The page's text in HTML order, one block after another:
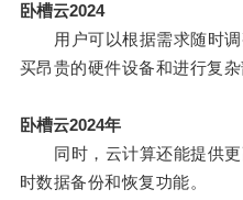
卧槽云2024
用户可以根据需求随时调
买昂贵的硬件设备和进行复杂
卧槽云2024年
同时，云计算还能提供更
时数据备份和恢复功能。